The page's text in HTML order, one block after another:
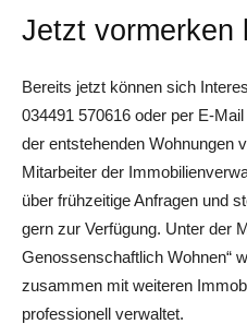
Jetzt vormerken
Bereits jetzt können sich
034491 570616 oder per E-
der entstehenden Wohnungen
Mitarbeiter der
über frühzeitige Anfragen und
gern zur Verfügung. Unter der
Genossenschaftlich Wohnen“
zusammen mit weiteren
professionell verwaltet.